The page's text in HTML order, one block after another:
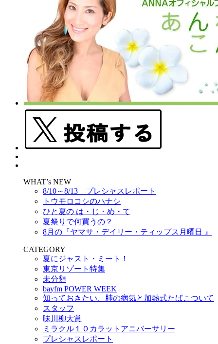
WHAT’s NEW
8/10～8/13 プレシャスレポート
トウモロコシのハナシ
ひと夏の は・じ・め・て
夏祭りで何買うの？
8月の『ヤマサ・デイリー・ティップス月曜日 』
CATEGORY
夏にジャスト・ミート！
東京リゾート特集
未分類
bayfm POWER WEEK
知っておきたい、肺の病気と加熱式たばこついて
スタッフ
味川柳大賞
ミラクル１０カラットアニバーサリー
プレシャスレポート